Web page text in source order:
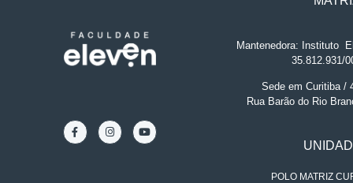
Mantenedora: Instituto.
35.812.931/
Sede em Curitiba /
Rua Barão do Rio
POLO MATRIZ